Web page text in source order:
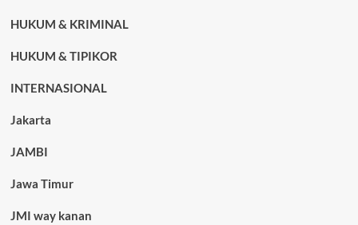
HUKUM & KRIMINAL
HUKUM & TIPIKOR
INTERNASIONAL
Jakarta
JAMBI
Jawa Timur
JMI way kanan